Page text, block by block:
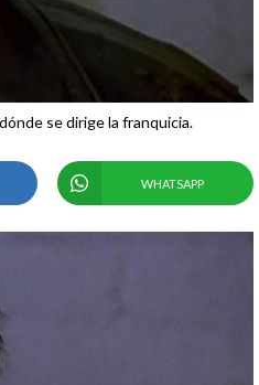
se dirige la franquicia.
WHATSAPP